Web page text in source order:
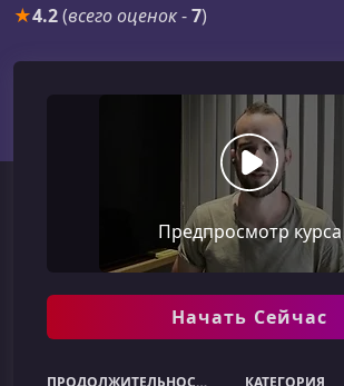
★4.2(всего оценок-7)
Предпросмотр курса
Начать Сейчас
ПРОДОЛЖИТЕЛЬНОСТЬ
КАТЕГОРИЯ